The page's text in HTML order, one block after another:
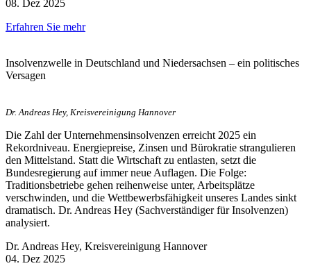
08. Dez 2025
Erfahren Sie mehr
Insolvenzwelle in Deutschland und Niedersachsen – ein politisches
Versagen
Dr. Andreas Hey, Kreisvereinigung Hannover
Die Zahl der Unternehmensinsolvenzen erreicht 2025 ein
Rekordniveau. Energiepreise, Zinsen und Bürokratie strangulieren
den Mittelstand. Statt die Wirtschaft zu entlasten, setzt die
Bundesregierung auf immer neue Auflagen. Die Folge:
Traditionsbetriebe gehen reihenweise unter, Arbeitsplätze
verschwinden, und die Wettbewerbsfähigkeit unseres Landes sinkt
dramatisch. Dr. Andreas Hey (Sachverständiger für Insolvenzen)
analysiert.
Dr. Andreas Hey, Kreisvereinigung Hannover
04. Dez 2025